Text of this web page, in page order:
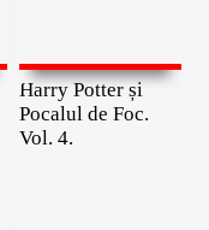
Harry Potter și
Pocalul de Foc.
Vol. 4.